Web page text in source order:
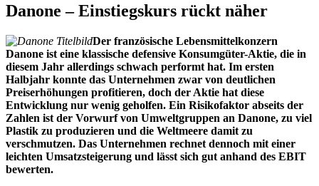
Danone – Einstiegskurs rückt näher
Der französische Lebensmittelkonzern
Danone ist eine klassische defensive Konsumgüter-Aktie, die in
diesem Jahr allerdings schwach performt hat. Im ersten
Halbjahr konnte das Unternehmen zwar von deutlichen
Preiserhöhungen profitieren, doch der Aktie hat diese
Entwicklung nur wenig geholfen. Ein Risikofaktor abseits der
Zahlen ist der Vorwurf von Umweltgruppen an Danone, zu viel
Plastik zu produzieren und die Weltmeere damit zu
verschmutzen. Das Unternehmen rechnet dennoch mit einer
leichten Umsatzsteigerung und lässt sich gut anhand des EBIT
bewerten.